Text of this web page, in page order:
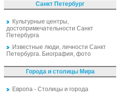
Санкт Петербург
Культурные центры,
достопримечательности Санкт
Петербурга
Известные люди, личности Санкт
Петербурга. Биография, фото
Города и столицы Мира
Европа - Столицы и города